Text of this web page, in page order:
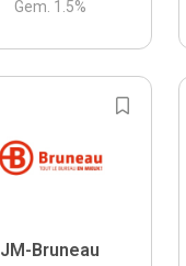
Gem. 1.5%
JM-Bruneau